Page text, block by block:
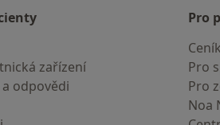
zařízení
odpovědi
Pro
Ceník
Pro
Pro
Noa